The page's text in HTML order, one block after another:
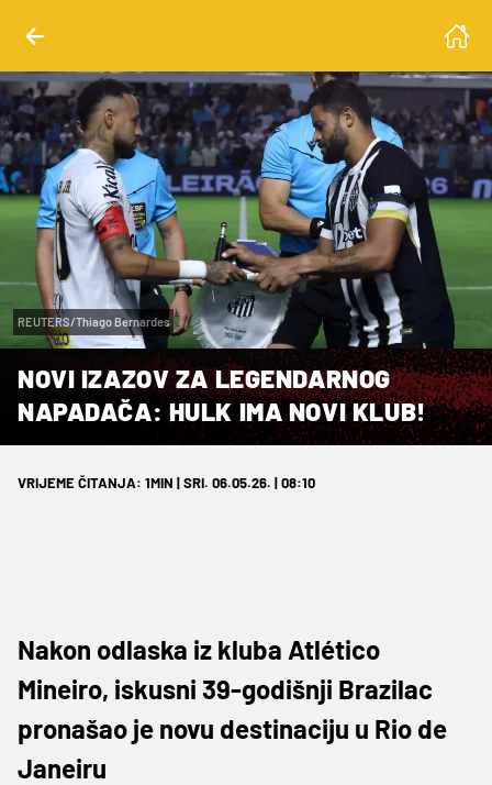
REUTERS/Thiago Bernardes
NOVI IZAZOV ZA LEGENDARNOG
NAPADAČA: HULK IMA NOVI KLUB!
VRIJEME ČITANJA: 1MIN | SRI. 06.05.26. | 08:10
Nakon odlaska iz kluba Atlético
Mineiro, iskusni 39-godišnji Brazilac
pronašao je novu destinaciju u Rio de
Janeiru